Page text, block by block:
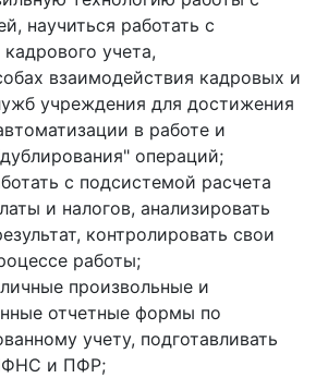
научиться работать с
учета,
взаимодействия кадровых и
учреждения для достижения
в работе и
операций;
с подсистемой расчета
и налогов, анализировать
контролировать свои
работы;
произвольные и
отчетные формы по
учету, подготавливать
и ПФР;